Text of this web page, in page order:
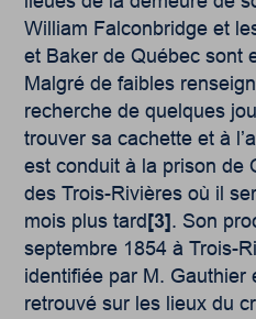
William Falconbridge et
et Baker de Québec sont
Malgré de faibles
recherche de quelques
trouver sa cachette et à
est conduit à la prison de
des Trois-Rivières où il
mois plus tard [3] . Son
septembre 1854 à Trois-
identifiée par M. Gauthier
retrouvé sur les lieux du